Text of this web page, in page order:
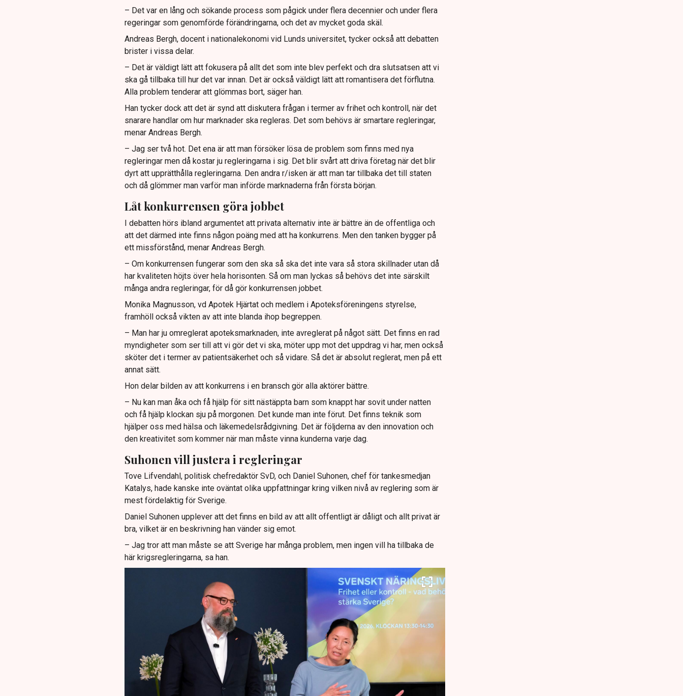
– Det var en lång och sökande process som pågick under flera decennier och under flera
regeringar som genomförde förändringarna, och det av mycket goda skäl.
Andreas Bergh, docent i nationalekonomi vid Lunds universitet, tycker också att debatten
brister i vissa delar.
– Det är väldigt lätt att fokusera på allt det som inte blev perfekt och dra slutsatsen att vi
ska gå tillbaka till hur det var innan. Det är också väldigt lätt att romantisera det förflutna.
Alla problem tenderar att glömmas bort, säger han.
Han tycker dock att det är synd att diskutera frågan i termer av frihet och kontroll, när det
snarare handlar om hur marknader ska regleras. Det som behövs är smartare regleringar,
menar Andreas Bergh.
– Jag ser två hot. Det ena är att man försöker lösa de problem som finns med nya
regleringar men då kostar ju regleringarna i sig. Det blir svårt att driva företag när det blir
dyrt att upprätthålla regleringarna. Den andra r/isken är att man tar tillbaka det till staten
och då glömmer man varför man införde marknaderna från första början.
Låt konkurrensen göra jobbet
I debatten hörs ibland argumentet att privata alternativ inte är bättre än de offentliga och
att det därmed inte finns någon poäng med att ha konkurrens. Men den tanken bygger på
ett missförstånd, menar Andreas Bergh.
– Om konkurrensen fungerar som den ska så ska det inte vara så stora skillnader utan då
har kvaliteten höjts över hela horisonten. Så om man lyckas så behövs det inte särskilt
många andra regleringar, för då gör konkurrensen jobbet.
Monika Magnusson, vd Apotek Hjärtat och medlem i Apoteksföreningens styrelse,
framhöll också vikten av att inte blanda ihop begreppen.
– Man har ju omreglerat apoteksmarknaden, inte avreglerat på något sätt. Det finns en rad
myndigheter som ser till att vi gör det vi ska, möter upp mot det uppdrag vi har, men också
sköter det i termer av patientsäkerhet och så vidare. Så det är absolut reglerat, men på ett
annat sätt.
Hon delar bilden av att konkurrens i en bransch gör alla aktörer bättre.
– Nu kan man åka och få hjälp för sitt nästäppta barn som knappt har sovit under natten
och få hjälp klockan sju på morgonen. Det kunde man inte förut. Det finns teknik som
hjälper oss med hälsa och läkemedelsrådgivning. Det är följderna av den innovation och
den kreativitet som kommer när man måste vinna kunderna varje dag.
Suhonen vill justera i regleringar
Tove Lifvendahl, politisk chefredaktör SvD, och Daniel Suhonen, chef för tankesmedjan
Katalys, hade kanske inte oväntat olika uppfattningar kring vilken nivå av reglering som är
mest fördelaktig för Sverige.
Daniel Suhonen upplever att det finns en bild av att allt offentligt är dåligt och allt privat är
bra, vilket är en beskrivning han vänder sig emot.
– Jag tror att man måste se att Sverige har många problem, men ingen vill ha tillbaka de
här krigsregleringarna, sa han.